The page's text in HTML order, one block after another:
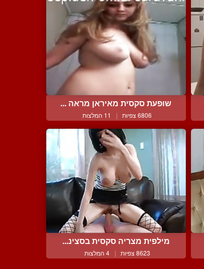
שופעת סקסית מאיראן מראה ...
6806 צפיות | 11 המלצות
מילפית מצריה סקסית בסצינ...
8623 צפיות | 4 המלצות